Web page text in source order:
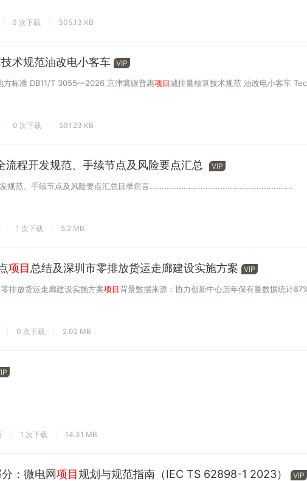
0 次下载 305.13 KB
术规范油改电小客车 VIP
方标准 DB11/T 3055—2026 京津冀碳普惠项目减排量核算技术规范 油改电小客车
0 次下载 501.23 KB
流程开发规范、手续节点及风险要点汇总 VIP
规范、手续节点及风险要点汇总目录前言...........................................................
1 次下载 5.2 MB
项目总结及深圳市零排放货运走廊建设实施方案 VIP
排放货运走廊建设实施方案项目背景数据来源：协力创新中心历年保有量数据统计
0 次下载 2.02 MB
1 次下载 14.31 MB
分：微电网项目规划与规范指南（IEC TS 62898-1 2023） VIP